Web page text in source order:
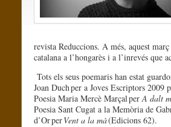
revista Reduccions. A més, aquest
catalana a l’hongarès i a l’inrevés que
Tots els seus poemaris han estat
Joan Duch per a Joves Escriptors 2009
Poesia Maria Mercè Marçal perA dalt
Poesia Sant Cugat a la Memòria de
d’Or perVent a la mà(Edicions 62).